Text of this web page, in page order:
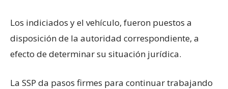
Los indiciados y el vehículo, fueron puestos a
disposición de la autoridad correspondiente, a
efecto de determinar su situación jurídica.
La SSP da pasos firmes para continuar trabajando